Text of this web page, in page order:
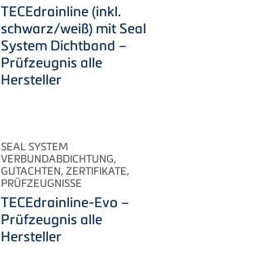
TECEdrainline (inkl.
schwarz/weiß) mit Seal
System Dichtband –
Prüfzeugnis alle
Hersteller
SEAL SYSTEM
VERBUNDABDICHTUNG,
GUTACHTEN, ZERTIFIKATE,
PRÜFZEUGNISSE
TECEdrainline-Evo –
Prüfzeugnis alle
Hersteller